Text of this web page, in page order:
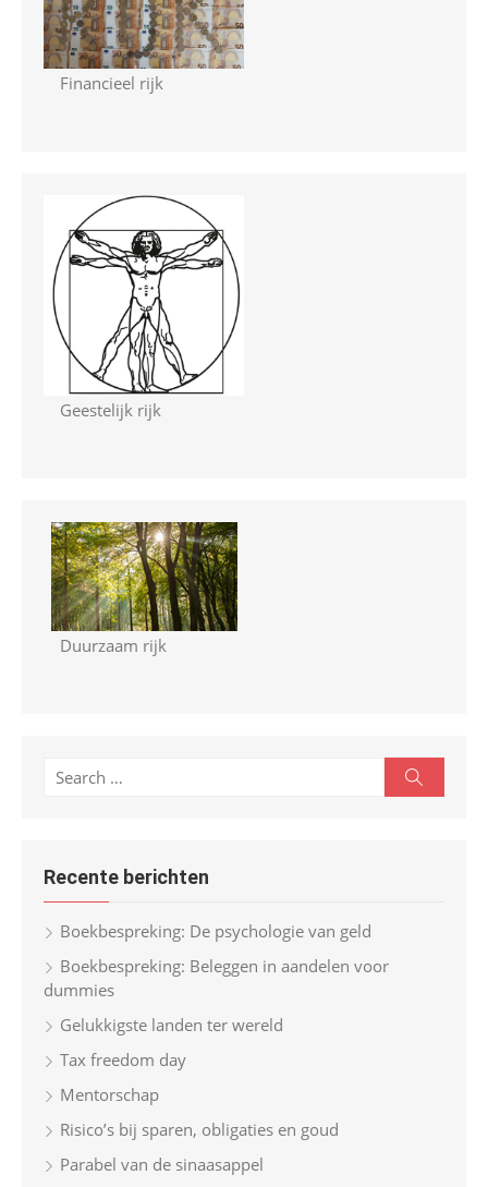
Financieel rijk
Geestelijk rijk
Duurzaam rijk
c
f
o
r
:
e
Recente berichten
Boekbespreking: De psychologie van geld
Boekbespreking: Beleggen in aandelen voor
dummies
Gelukkigste landen ter wereld
Tax freedom day
Mentorschap
Risico’s bij sparen, obligaties en goud
Parabel van de sinaasappel